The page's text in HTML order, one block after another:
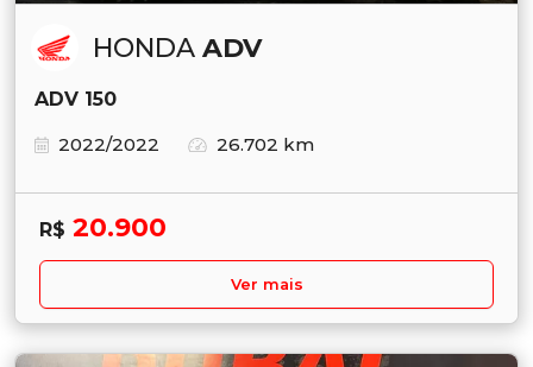
HONDA ADV
ADV 150
2022/2022
26.702 km
R$ 20.900
Ver mais